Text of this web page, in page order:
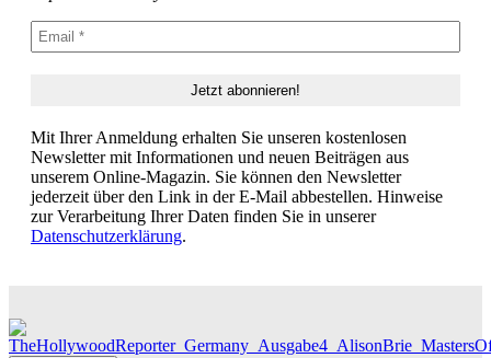
Mit Ihrer Anmeldung erhalten Sie unseren kostenlosen
Newsletter mit Informationen und neuen Beiträgen aus
unserem Online-Magazin. Sie können den Newsletter
jederzeit über den Link in der E-Mail abbestellen. Hinweise
zur Verarbeitung Ihrer Daten finden Sie in unserer
Datenschutzerklärung.